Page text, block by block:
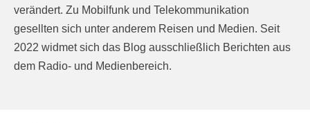
verändert. Zu Mobilfunk und Telekommunikation
gesellten sich unter anderem Reisen und Medien. Seit
2022 widmet sich das Blog ausschließlich Berichten aus
dem Radio- und Medienbereich.